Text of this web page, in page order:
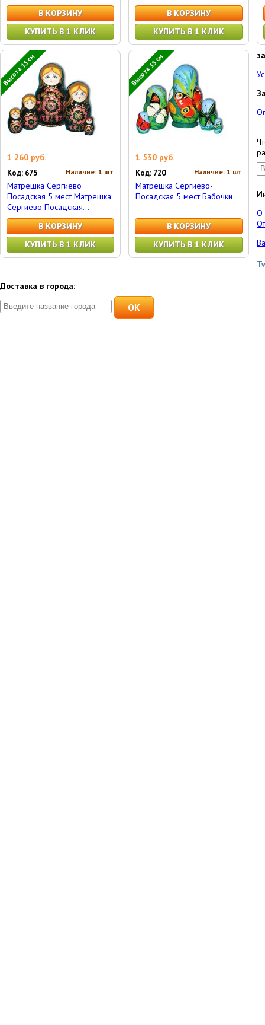
В КОРЗИНУ
КУПИТЬ В 1 КЛИК
В КОРЗИНУ
КУПИТЬ В 1 КЛИК
Высота 15 см
1 260 руб.
Наличие: 1 шт
Код: 675
Матрешка Сергиево
Посадская 5 мест Матрешка
Сергиево Посадская...
В КОРЗИНУ
КУПИТЬ В 1 КЛИК
Высота 15 см
1 530 руб.
Наличие: 1 шт
Код: 720
Матрешка Сергиево-
Посадская 5 мест Бабочки
В КОРЗИНУ
КУПИТЬ В 1 КЛИК
О
Доставка в города:
OK